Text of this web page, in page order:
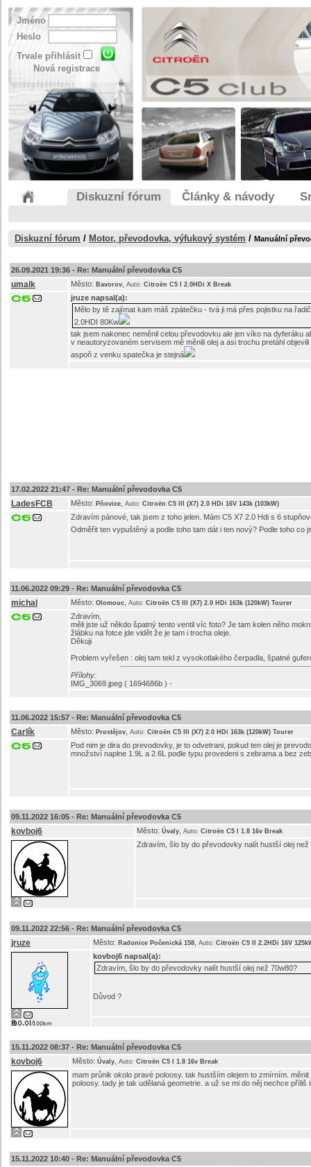
Jméno
Heslo
Trvale přihlásit
Nová registrace
Diskuzní fórum Články & návody
Diskuzní fórum / Motor, převodovka, výfukový systém / Manuální
26.09.2021 19:36 - Re: Manuální převodovka C5
umalk Město: Bavorov Auto: Citroën C5 I 2.0HDi X Break
jruze napsal(a):
Mělo by tě zajímat kam máš zpátečku - tvá ji má přes pojistku na
2.0HDI 80Kw
tak jsem nakonec neměnil celou převodovku ale jen víko na dyferáku
v neautoryzovaném servisem mě měnili olej a asi trochu pretáhl
aspoň z venku spatečka je stejná
17.02.2022 21:47 - Re: Manuální převodovka C5
LadesFCB Město: Pňovice Auto: Citroën C5 III (X7) 2.0 HDi 16V 143k (103kW)
Zdravím pánové, tak jsem z toho jelen. Mám C5 X7 2.0 Hdi s 6
Odměřit ten vypuštěný a podle toho tam dát i ten nový? Podle toho
11.06.2022 09:29 - Re: Manuální převodovka C5
michal Město: Olomouc Auto: Citroën C5 III (X7) 2.0 HDi 163k (120kW) Tourer
Zdravím,
měli jste už někdo špatný tento ventil víc foto? Je tam kolen něho
žlábku na fotce jde vidět že je tam i trocha oleje.
Děkuji
Problem vyřešen : olej tam tekl z vysokotlakého čerpadla, špatné
Přílohy:
IMG_3069.jpeg ( 1694686b ) -
11.06.2022 15:57 - Re: Manuální převodovka C5
Carlík Město: Prostějov Auto: Citroën C5 III (X7) 2.0 HDi 163k (120kW) Tourer
Pod nim je dira do prevodovky, je to odvetrani, pokud ten olej je
množství naplne 1.9L a 2.6L podle typu provedeni s zebrama a bez
09.11.2022 16:05 - Re: Manuální převodovka C5
kovboj6 Město: Úvaly Auto: Citroën C5 I 1.8 16v Break
Zdravím, šlo by do převodovky nalít hustší olej než
09.11.2022 22:56 - Re: Manuální převodovka C5
jruze Město: Radonice Počenická 158 Auto: Citroën C5 II 2.2HDi 16V
kovboj6 napsal(a):
Zdravím, šlo by do převodovky nalít hustší olej než 70w80?
Důvod ?
15.11.2022 08:37 - Re: Manuální převodovka C5
kovboj6 Město: Úvaly Auto: Citroën C5 I 1.8 16v Break
mam průnik okolo pravé poloosy. tak hustším olejem to zmírním.
poloosy. tady je tak udělaná geometrie. a už se mi do něj nechce
15.11.2022 10:40 - Re: Manuální převodovka C5